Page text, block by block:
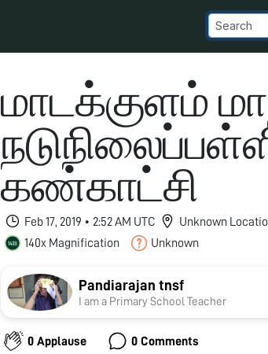
மாடக்குளம்
கண்காட்சி
Feb 17, 2019 • 2:52 AM UTC
Unknown
140x Magnification
Unknown
Pandiarajan tnsf
I am a Primary School Teacher
0 Applause 0 Comments